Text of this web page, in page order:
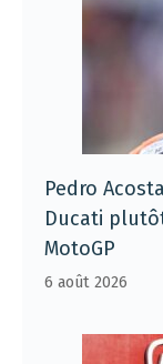
Pedro
Ducati
MotoGP
6 août 2026